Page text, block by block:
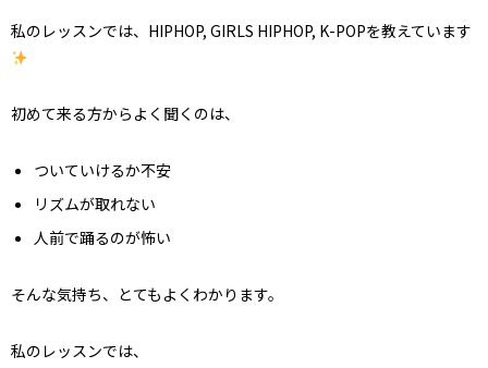
私のレッスンでは、HIPHOP, GIRLS HIPHOP, K-POPを教えています
初めて来る方からよく聞くのは、
ついていけるか不安
リズムが取れない
人前で踊るのが怖い
そんな気持ち、とてもよくわかります。
私のレッスンでは、